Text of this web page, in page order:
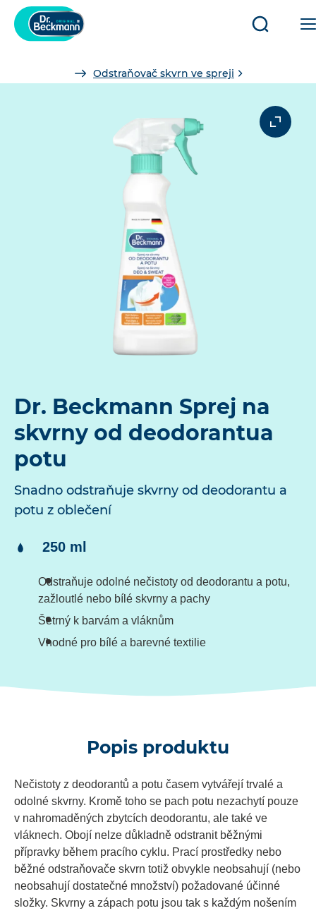
Otevřít/
Odstraňovač skvrn ve spreji
Dr. Beckmann Sprej na
skvrny od deodorantua
potu
Snadno odstraňuje skvrny od deodorantu a
potu z oblečení
Obsah:250 ml
Odstraňuje odolné nečistoty od deodorantu a potu,
zažloutlé nebo bílé skvrny a pachy
Šetrný k barvám a vláknům
Vhodné pro bílé a barevné textilie
Popis produktu
Nečistoty z deodorantů a potu časem vytvářejí trvalé a
odolné skvrny. Kromě toho se pach potu nezachytí pouze
v nahromaděných zbytcích deodorantu, ale také ve
vláknech. Obojí nelze důkladně odstranit běžnými
přípravky během pracího cyklu. Prací prostředky nebo
běžné odstraňovače skvrn totiž obvykle neobsahují (nebo
neobsahují dostatečné množství) požadované účinné
složky. Skvrny a zápach potu jsou tak s každým nošením